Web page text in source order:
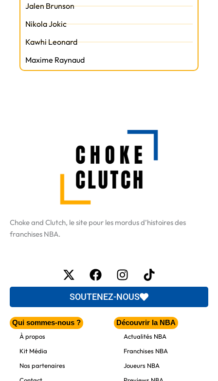
Jalen Brunson
Nikola Jokic
Kawhi Leonard
Maxime Raynaud
Choke and Clutch, le site pour les mordus d’histoires des
franchises NBA.
X-
twitter
FacebookInstagram
Tiktok
SOUTENEZ-NOUS
Qui sommes-nous ?
À propos
Kit Média
Nos partenaires
Découvrir la NBA
Actualités NBA
Franchises NBA
Joueurs NBA